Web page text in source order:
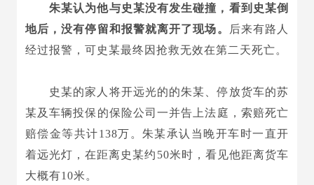
朱某认为他与史某没有发生碰撞，看到史某倒
地后，没有停留和报警就离开了现场。
后来有路人
经过报警，可史某最终因抢救无效在第二天死亡。
史某的家人将开远光的的朱某、停放货车的苏
某及车辆投保的保险公司一并告上法庭，索赔死亡
赔偿金等共计138万。朱某承认当晚开车时一直开
着远光灯，在距离史某约50米时，看见他距离货车
大概有10米。